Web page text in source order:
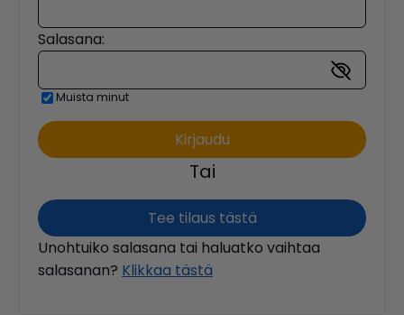
Salasana:
Muista minut
Tai
Tee tilaus tästä
Unohtuiko salasana tai haluatko vaihtaa
salasanan? Klikkaa tästä